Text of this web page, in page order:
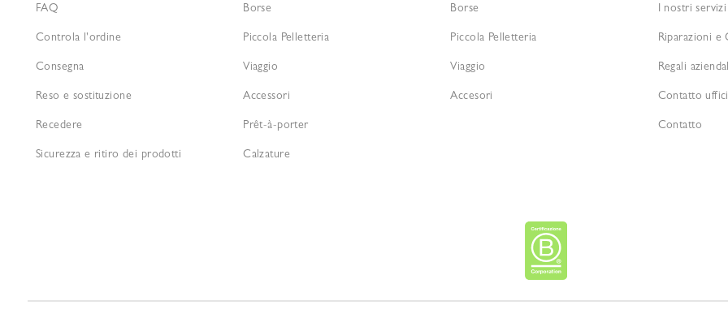
FAQ
Controla l'ordine
Consegna
Reso e sostituzione
Recedere
Sicurezza e ritiro dei prodotti
Borse
Piccola Pelletteria
Viaggio
Accessori
Prêt-à-porter
Calzature
Borse
Piccola Pelletteria
Viaggio
Accesori
I nostri servizi
Riparazioni e
Regali
Contatto
Contatto